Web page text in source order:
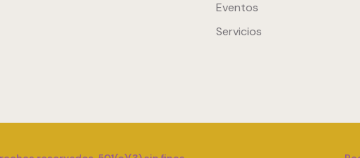
Eventos
Servicios